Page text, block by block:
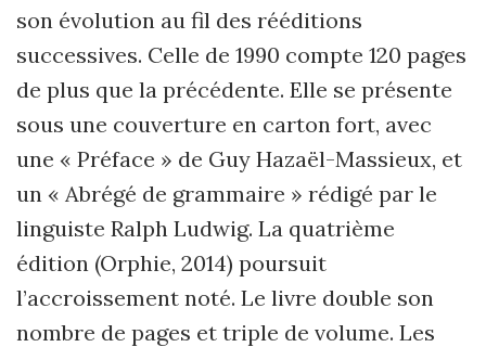
son évolution au fil des rééditions
successives. Celle de 1990 compte 120 pages
de plus que la précédente. Elle se présente
sous une couverture en carton fort, avec
une « Préface » de Guy Hazaël-Massieux, et
un « Abrégé de grammaire » rédigé par le
linguiste Ralph Ludwig. La quatrième
édition (Orphie, 2014) poursuit
l’accroissement noté. Le livre double son
nombre de pages et triple de volume. Les